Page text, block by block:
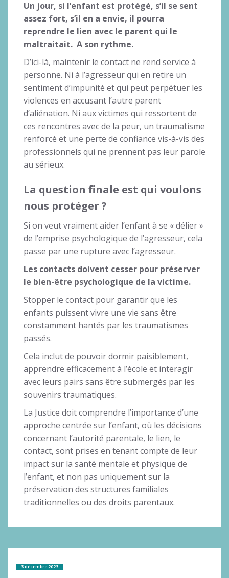
Un jour, si l’enfant est protégé, s’il se sent
assez fort, s’il en a envie, il pourra
reprendre le lien avec le parent qui le
maltraitait. A son rythme.
D’ici-là, maintenir le contact ne rend service à
personne. Ni à l’agresseur qui en retire un
sentiment d’impunité et qui peut perpétuer les
violences en accusant l’autre parent
d’aliénation. Ni aux victimes qui ressortent de
ces rencontres avec de la peur, un traumatisme
renforcé et une perte de confiance vis-à-vis des
professionnels qui ne prennent pas leur parole
au sérieux.
La question finale est qui voulons
nous protéger ?
Si on veut vraiment aider l’enfant à se « délier »
de l’emprise psychologique de l’agresseur, cela
passe par une rupture avec l’agresseur.
Les contacts doivent cesser pour préserver
le bien-être psychologique de la victime.
Stopper le contact pour garantir que les
enfants puissent vivre une vie sans être
constamment hantés par les traumatismes
passés.
Cela inclut de pouvoir dormir paisiblement,
apprendre efficacement à l’école et interagir
avec leurs pairs sans être submergés par les
souvenirs traumatiques.
La Justice doit comprendre l’importance d’une
approche centrée sur l’enfant, où les décisions
concernant l’autorité parentale, le lien, le
contact, sont prises en tenant compte de leur
impact sur la santé mentale et physique de
l’enfant, et non pas uniquement sur la
préservation des structures familiales
traditionnelles ou des droits parentaux.
3 décembre 2023